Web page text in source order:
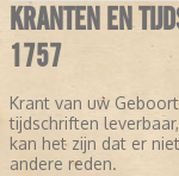
KRANTEN EN
1757
Krant van uw
tijdschriften
kan het zijn dat er
andere reden.